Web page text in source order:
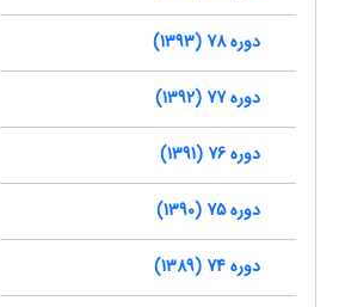
دوره 78 (1393)
دوره 77 (1392)
دوره 76 (1391)
دوره 75 (1390)
دوره 74 (1389)